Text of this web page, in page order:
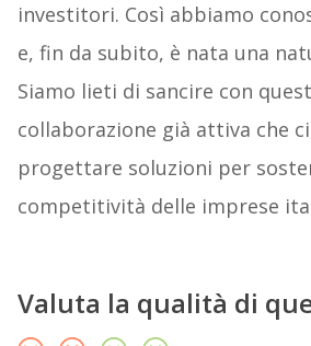
investitori. Così abbiamo
e, fin da subito, è nata una
Siamo lieti di sancire con
collaborazione già attiva che
progettare soluzioni per
competitività delle imprese
Valuta la qualità di